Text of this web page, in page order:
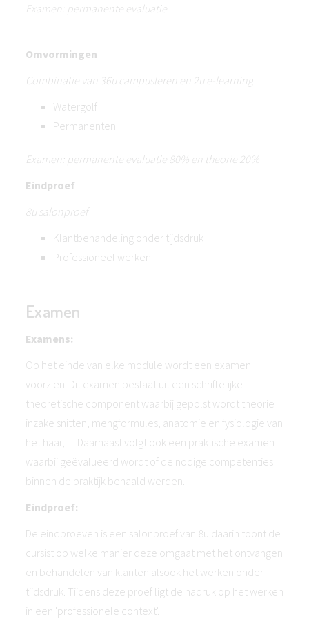
Examen: permanente evaluatie
Omvormingen
Combinatie van 36u campusleren en 2u e-learning
Watergolf
Permanenten
Examen: permanente evaluatie 80% en theorie 20%
Eindproef
8u salonproef
Klantbehandeling onder tijdsdruk
Professioneel werken
Examen
Examens:
Op het einde van elke module wordt een examen
voorzien. Dit examen bestaat uit een schriftelijke
theoretische component waarbij gepolst wordt theorie
inzake snitten, mengformules, anatomie en fysiologie van
het haar,... . Daarnaast volgt ook een praktische examen
waarbij geëvalueerd wordt of de nodige competenties
binnen de praktijk behaald werden.
Eindproef:
De eindproeven is een salonproef van 8u daarin toont de
cursist op welke manier deze omgaat met het ontvangen
en behandelen van klanten alsook het werken onder
tijdsdruk. Tijdens deze proef ligt de nadruk op het werken
in een 'professionele context'.